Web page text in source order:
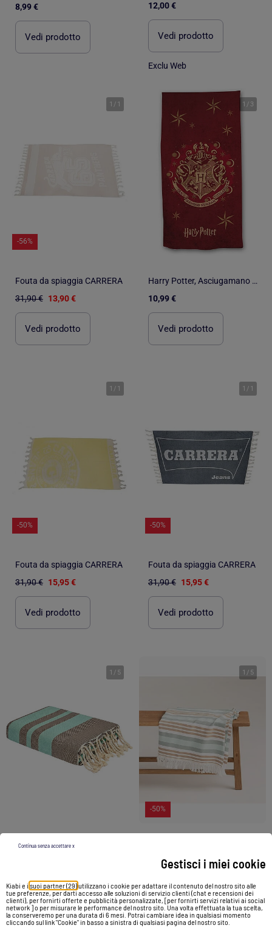
Gestisci i miei cookie
Kiabi e i suoi partner (29)utilizzano i cookie per adattare il contenuto del nostro sito alle
tue preferenze, per darti accesso alle soluzioni di servizio clienti (chat e recensioni dei
clienti), per fornirti offerte e pubblicità personalizzate, [per fornirti servizi relativi ai social
network ] o per misurare le performance del nostro sito. Una volta effettuata la tua scelta,
la conserveremo per una durata di 6 mesi. Potrai cambiare idea in qualsiasi momento
cliccando sul link "Cookie" in basso a sinistra di qualsiasi pagina del nostro sito.
Continua senza accettare x
8,99 €
Vedi prodotto
12,00 €
Vedi prodotto
Exclu Web
1 / 1
-56%
Fouta da spiaggia CARRERA
31,90 € 13,90 €
Vedi prodotto
1 / 3
Harry Potter, Asciugamano da Bagno per Bambini Stampato 100% cotone, HOGWARTS
10,99 €
Vedi prodotto
1 / 1
-50%
Fouta da spiaggia CARRERA
31,90 € 15,95 €
Vedi prodotto
1 / 1
-50%
Fouta da spiaggia CARRERA
31,90 € 15,95 €
Vedi prodotto
1 / 5
Vedi prodotto
1 / 5
-50%
36,00 € 17,99 €
Vedi prodotto